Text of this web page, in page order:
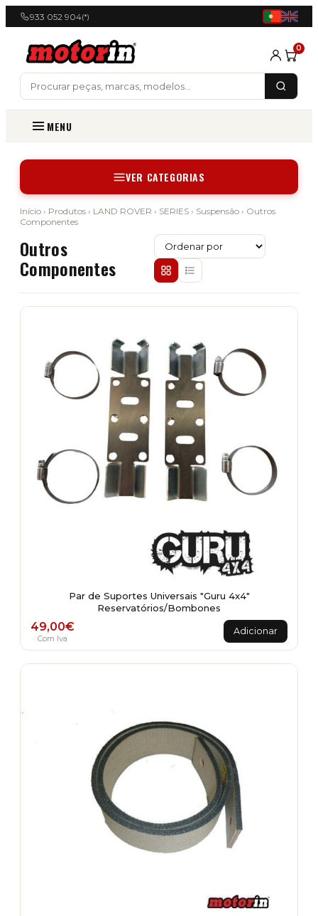
933 052 904(*)
0
MENU
VER CATEGORIAS
Início › Produtos › LAND ROVER › SERIES › Suspensão › Outros
Componentes
Outros
Componentes
Par de Suportes Universais "Guru 4x4"
Reservatórios/Bombones
49,00€
Com Iva
Adicionar